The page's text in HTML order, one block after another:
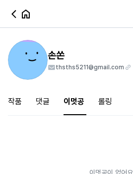
손쏜
thsths5211@gmail.com
작품 댓글 이멋공 롤링